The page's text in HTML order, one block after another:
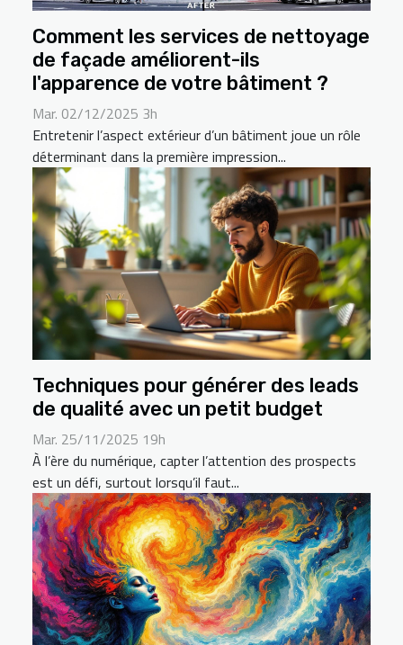
Comment les services de nettoyage
de façade améliorent-ils
l'apparence de votre bâtiment ?
Mar. 02/12/2025 3h
Entretenir l’aspect extérieur d’un bâtiment joue un rôle
déterminant dans la première impression...
Techniques pour générer des leads
de qualité avec un petit budget
Mar. 25/11/2025 19h
À l’ère du numérique, capter l’attention des prospects
est un défi, surtout lorsqu’il faut...